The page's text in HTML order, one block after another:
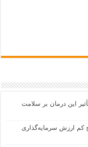
این درمان بر سلامت
کم ارزش سرمایه‌گذاری